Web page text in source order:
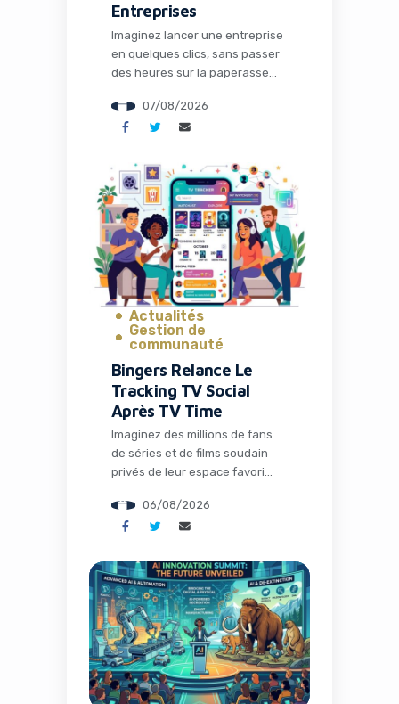
Entreprises
Imaginez lancer une entreprise
en quelques clics, sans passer
des heures sur la paperasse
des outils ou la recherche de
solutions techniques. C’est
Naïve, une startup qui vient de
lever 28,5 millions de dollars
pour transformer radicalement
la façon dont les entrepreneurs
et les développeurs lancent et
gèrent […]
07/08/2026
Actualités
Gestion de
communauté
Bingers Relance Le
Tracking TV Social
Après TV Time
Imaginez des millions de fans
de séries et de films soudain
privés de leur espace favori
partager memes et suivre leurs
visionnages en communauté.
passé avec la fermeture de TV
Time, une application culte qui
avait conquis plus de 26
millions d’installations. Mais
l’histoire ne s’arrête pas […]
06/08/2026